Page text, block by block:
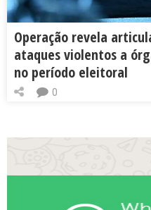
Operação revela
ataques violentos a
no período eleitoral
0